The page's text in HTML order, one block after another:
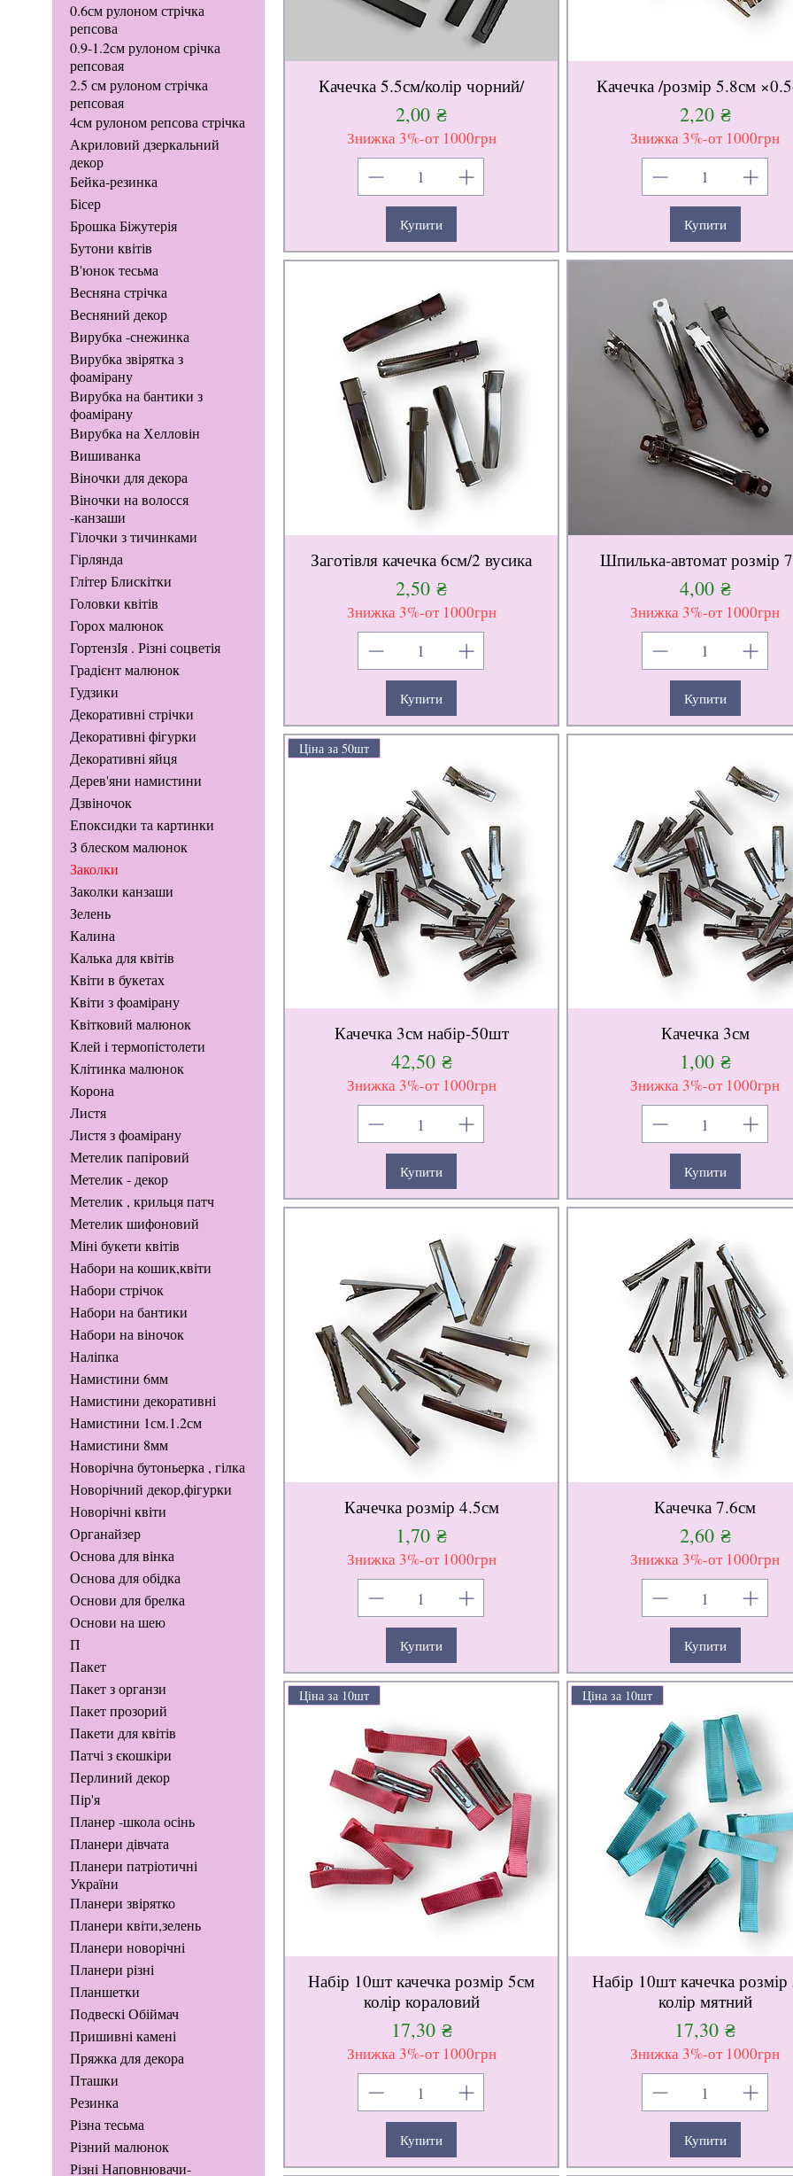
0.6см рулоном стрічка
репсова
0.9-1.2см рулоном срічка
репсовая
2.5 см рулоном стрічка
репсовая
4см рулоном репсова стрічка
Акриловий дзеркальний
декор
Бейка-резинка
Бісер
Брошка Біжутерія
Бутони квітів
В'юнок тесьма
Весняна стрічка
Весняний декор
Вирубка -снежинка
Вирубка звірятка з
фоамірану
Вирубка на бантики з
фоамірану
Вирубка на Хелловін
Вишиванка
Віночки для декора
Віночки на волосся
-канзаши
Гілочки з тичинками
Гірлянда
Глітер Блискітки
Головки квітів
Горох малюнок
ГортензІя . Різні соцветія
Градієнт малюнок
Гудзики
Декоративні стрічки
Декоративні фігурки
Декоративні яйця
Дерев'яни намистини
Дзвіночок
Епоксидки та картинки
З блеском малюнок
Заколки
Заколки канзаши
Зелень
Калина
Калька для квітів
Квіти в букетах
Квіти з фоамірану
Квітковий малюнок
Клей і термопістолети
Клітинка малюнок
Корона
Листя
Листя з фоамірану
Метелик папіровий
Метелик - декор
Метелик , крильця патч
Метелик шифоновий
Міні букети квітів
Набори на кошик,квіти
Набори стрічок
Набори на бантики
Набори на віночок
Наліпка
Намистини 6мм
Намистини декоративні
Намистини 1см.1.2см
Намистини 8мм
Новорічна бутоньерка , гілка
Новорічний декор,фігурки
Новорічні квіти
Органайзер
Основа для вінка
Основа для обідка
Основи для брелка
Основи на шею
П
Пакет
Пакет з органзи
Пакет прозорий
Пакети для квітів
Патчі з єкошкіри
Перлиний декор
Пір'я
Планер -школа осінь
Планери дівчата
Планери патріотичні
України
Планери звірятко
Планери квіти,зелень
Планери новорічні
Планери різні
Планшетки
Подвескі Обіймач
Пришивні камені
Пряжка для декора
Пташки
Резинка
Різна тесьма
Різний малюнок
Різні Наповнювачи-
Качечка 5.5см/колір чорний/
Ціна
2,00 ₴
Знижка 3%-от 1000грн
Купити
Качечка /розмір 5.8см
Ціна
2,20 ₴
Знижка 3%-от 1000грн
Купити
Заготівля качечка 6см/2 вусика
Ціна
2,50 ₴
Знижка 3%-от 1000грн
Купити
Шпилька-автомат розмір
Ціна
4,00 ₴
Знижка 3%-от 1000грн
Купити
Ціна за 50шт
Качечка 3см набір-50шт
Ціна
42,50 ₴
Знижка 3%-от 1000грн
Купити
Качечка 3см
Ціна
1,00 ₴
Знижка 3%-от 1000грн
Купити
Качечка розмір 4.5см
Ціна
1,70 ₴
Знижка 3%-от 1000грн
Купити
Качечка 7.6см
Ціна
2,60 ₴
Знижка 3%-от 1000грн
Купити
Ціна за 10шт
Набір 10шт качечка розмір 5см
колір кораловий
Ціна
17,30 ₴
Знижка 3%-от 1000грн
Купити
Ціна за 10шт
Набір 10шт качечка
колір мятний
Ціна
17,30 ₴
Знижка 3%-от 1000грн
Купити